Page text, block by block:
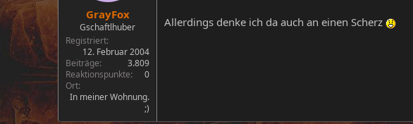
GrayFox
Gschaftlhuber
Registriert
12. Februar 2004
Beiträge
3.809
Reaktionspunkte
0
Ort
In meiner Wohnung.
;)
Allerdings denke ich da auch an einen Scherz